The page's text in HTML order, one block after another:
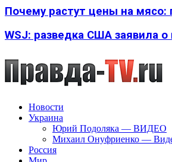
Почему растут цены на мясо:
WSJ: разведка США заявила
Новости
Украина
Юрий Подоляка — ВИДЕО
Михаил Онуфриенко —
Россия